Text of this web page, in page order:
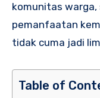
komunitas warga,
pemanfaatan
tidak cuma jadi
Table of